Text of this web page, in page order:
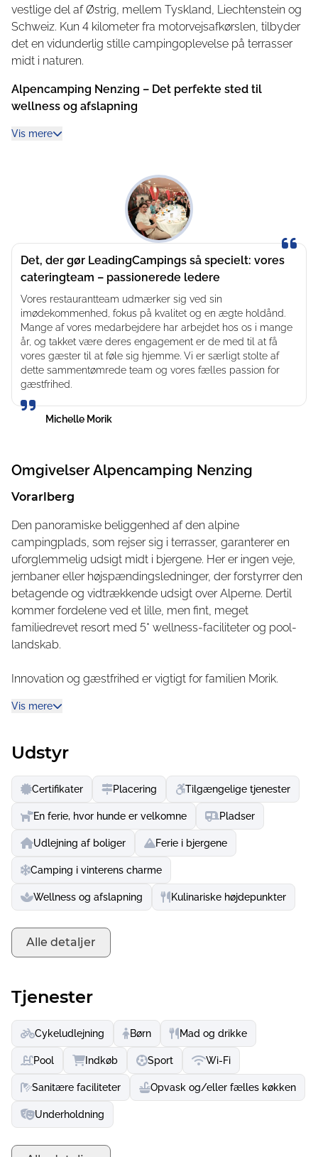
vestlige del af Østrig, mellem Tyskland, Liechtenstein og
Schweiz. Kun 4 kilometer fra motorvejsafkørslen, tilbyder
det en vidunderlig stille campingoplevelse på terrasser
midt i naturen.
Alpencamping Nenzing – Det perfekte sted til
wellness og afslapning
Nyd den fantastiske udsigt over bjergene, de
udendørs svømmebassin, saunaverdenen, den
hyggelige restaurant, legepladser og fitnessrum for både
store og små campister.
Om du foretrækker at bo på en af de cirka 150 rummelige
pladser – alle godt udstyrede, med TV- og
strømtilslutning samt gas- og spildevandsforbindelse
afhængigt af kategori – eller opleve en ekstraordinær
glampingoplevelse i de luksuriøse alpine Sky Chalets –
de innovative chalets tilbyder alt, hvad hjertet begærer: et
køkken med åbent opholdsområde, soveværelser, en
hyggelig galleri, et badeværelse med bruser og en
panoramabalkon. På Alpencamping Nenzing er luksus
og natur i perfekt harmoni.
Dine værter driver Alpencamping med entusiasme og
livsglæde. Uanset om det er en guidet vandretur med
langs Rätikon, er alt dette muligt under din camping- og
glampingferie i Nenzing.
Vis mere
Det, der gør LeadingCampings så specielt: vores
cateringteam – passionerede ledere
Vores restaurantteam udmærker sig ved sin
imødekommenhed, fokus på kvalitet og en ægte holdånd.
Mange af vores medarbejdere har arbejdet hos os i mange
år, og takket være deres engagement er de med til at få
vores gæster til at føle sig hjemme. Vi er særligt stolte af
dette sammentømrede team og vores fælles passion for
gæstfrihed.
Michelle Morik
Omgivelser Alpencamping Nenzing
Vorarlberg
Den panoramiske beliggenhed af den alpine
campingplads, som rejser sig i terrasser, garanterer en
uforglemmelig udsigt midt i bjergene. Her er ingen veje,
jernbaner eller højspændingsledninger, der forstyrrer den
betagende og vidtrækkende udsigt over Alperne. Dertil
kommer fordelene ved et lille, men fint, meget
familiedrevet resort med 5* wellness-faciliteter og pool-
landskab.
Innovation og gæstfrihed er vigtigt for familien Morik.
sanitets- og wellnessfaciliteter og en restaurant, der er
et væld af personlige tips om fritids- og
vandremuligheder. Og de er virkelig gode i Rätikon
mellem Østrig, Tyskland, Schweiz og Liechtenstein.
Her kommer passionerede bjergsportsentusiaster til
deres ret, og det samme gør afslappede wellness-
feriegæster.
For eksempel driver familien Morik en cykelstald i dalen
og udlejer elcykler fra 15 år. Unge gæster motiveres med
"Camping Kids Hiking Pass" og belønnes med medaljer.
det omfattende tilbud til børn på alle tider af året.
Desuden er hunde velkomne gæster på Alpencamping
Vis mere
Udstyr
Certifikater Placering Tilgængelige tjenester
En ferie, hvor hunde er velkomne Pladser
Udlejning af boliger Ferie i bjergene
Camping i vinterens charme
Wellness og afslapning Kulinariske højdepunkter
Alle detaljer
Tjenester
Cykeludlejning Børn Mad og drikke
Pool Indkøb Sport Wi-Fi
Sanitære faciliteter Opvask og/eller fælles køkken
Underholdning